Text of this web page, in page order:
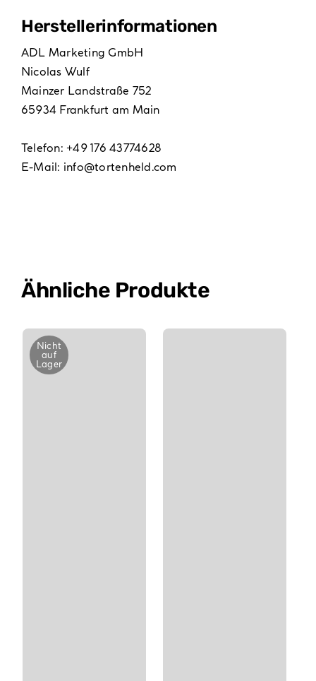
Hersteller­informationen
ADL Marketing GmbH
Nicolas Wulf
Mainzer Landstraße 752
65934 Frankfurt am Main
Telefon: +49 176 43774628
E-Mail: info@tortenheld.com
Ähnliche Produkte
Nicht
auf
Lager